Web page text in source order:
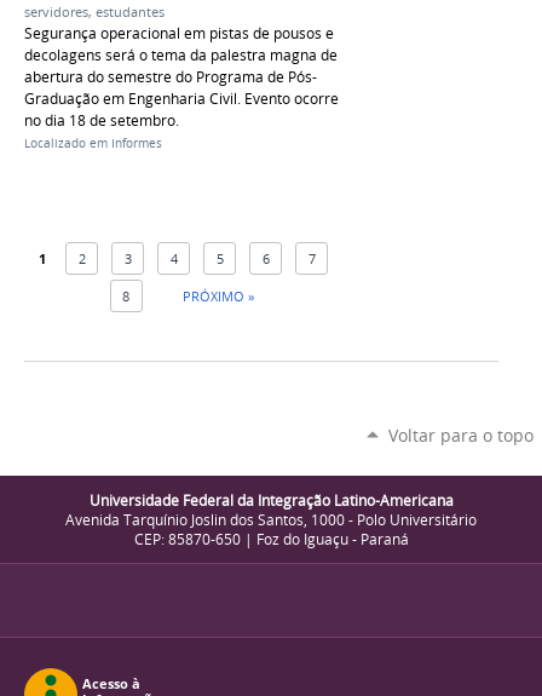
servidores, estudantes
Segurança operacional em pistas de pousos e
decolagens será o tema da palestra magna de
abertura do semestre do Programa de Pós-
Graduação em Engenharia Civil. Evento ocorre
no dia 18 de setembro.
Localizado em Informes
1 2 3 4 5 6 7
8 PRÓXIMO »
Voltar para o topo
Universidade Federal da Integração Latino-Americana
Avenida Tarquínio Joslin dos Santos, 1000 - Polo Universitário
CEP: 85870-650 | Foz do Iguaçu - Paraná